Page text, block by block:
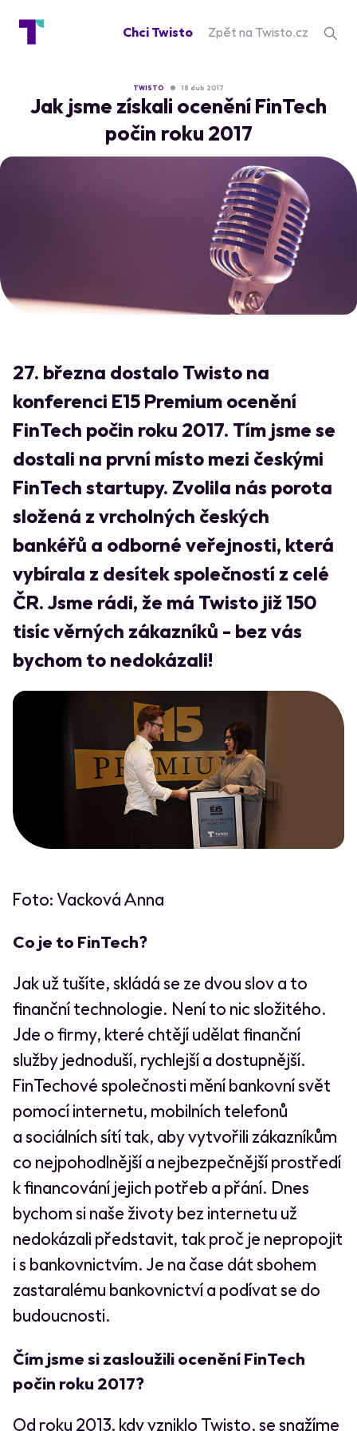
Chci Twisto Zpět na Twisto.cz
TWISTO 18 dub 2017
Jak jsme získali ocenění FinTech
počin roku 2017
27. března dostalo Twisto na
konferenci E15 Premium ocenění
FinTech počin roku 2017. Tím jsme se
dostali na první místo mezi českými
FinTech startupy. Zvolila nás porota
složená z vrcholných českých
bankéřů a odborné veřejnosti, která
vybírala z desítek společností z celé
ČR. Jsme rádi, že má Twisto již 150
tisíc věrných zákazníků - bez vás
bychom to nedokázali!
Foto: Vacková Anna
Co je to FinTech?
Jak už tušíte, skládá se ze dvou slov a to
finanční technologie. Není to nic složitého.
Jde o firmy, které chtějí udělat finanční
služby jednoduší, rychlejší a dostupnější.
FinTechové společnosti mění bankovní svět
pomocí internetu, mobilních telefonů
a sociálních sítí tak, aby vytvořili zákazníkům
co nejpohodlnější a nejbezpečnější prostředí
k financování jejich potřeb a přání. Dnes
bychom si naše životy bez internetu už
nedokázali představit, tak proč je nepropojit
i s bankovnictvím. Je na čase dát sbohem
zastaralému bankovnictví a podívat se do
budoucnosti.
Čím jsme si zasloužili ocenění FinTech
počin roku 2017?
Od roku 2013, kdy vzniklo Twisto, se snažíme